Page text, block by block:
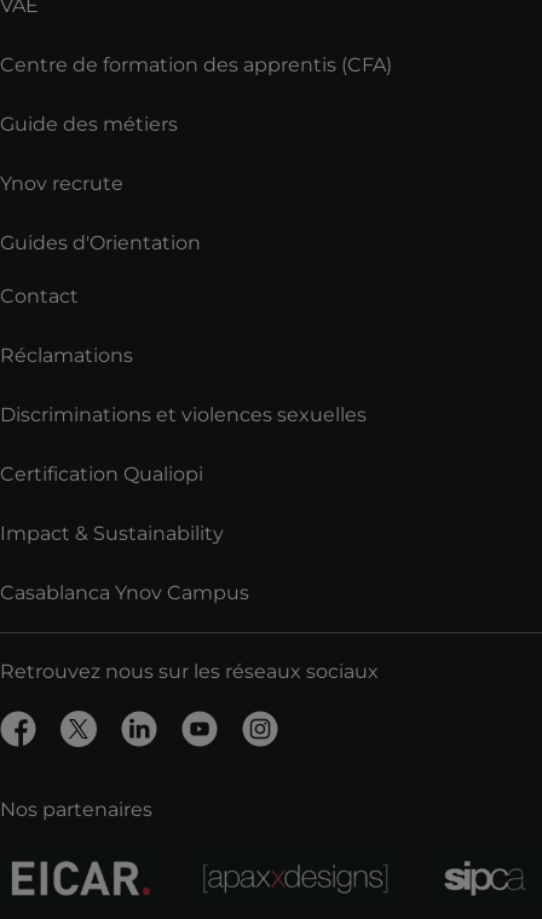
VAE
Centre de formation des apprentis (CFA)
Guide des métiers
Ynov recrute
Guides d'Orientation
Contact
Réclamations
Discriminations et violences sexuelles
Certification Qualiopi
Impact & Sustainability
Casablanca Ynov Campus
Retrouvez nous sur les réseaux sociaux
Nos partenaires